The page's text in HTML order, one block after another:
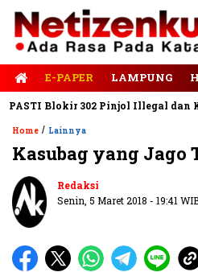
E-PAPER LAMPUNG
Blokir 302 Pinjol Illegal dan
Home / Lainnya
Kasubag yang Jago
Redaksi
Senin, 5 Maret 2018 - 19:41